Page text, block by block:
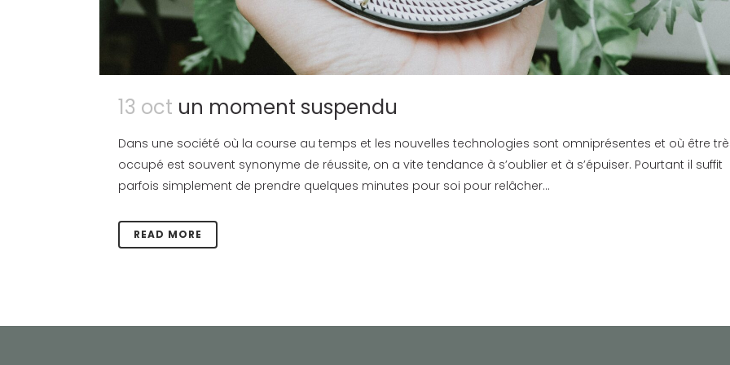
13 oct un moment suspendu
Dans une société où la course au temps et les nouvelles technologies sont omniprésentes et où être
occupé est souvent synonyme de réussite, on a vite tendance à s’oublier et à s’épuiser. Pourtant il suffit
parfois simplement de prendre quelques minutes pour soi pour relâcher...
READ MORE